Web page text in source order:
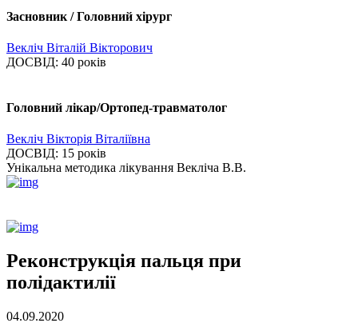
Засновник / Головний хірург
Векліч Віталій Вікторович
ДОСВІД: 40 років
Головний лікар/Ортопед-травматолог
Векліч Вікторія Віталіївна
ДОСВІД: 15 років
Унікальна методика лікування Векліча В.В.
Реконструкція пальця при
полідактилії
04.09.2020